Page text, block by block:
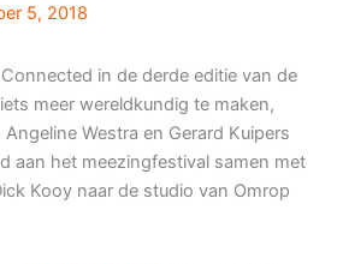
5, 2018
in de derde editie van de
meer wereldkundig te maken,
Westra en Gerard Kuipers
aan het meezingfestival samen met
Kooy naar de studio van Omrop